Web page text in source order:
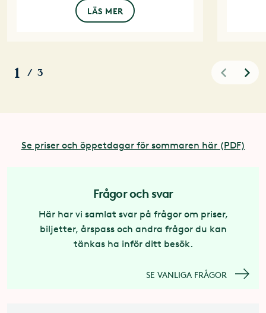
LÄS MER
1 / 3
Se priser och öppetdagar för sommaren här (PDF)
Frågor och svar
Här har vi samlat svar på frågor om priser,
biljetter, årspass och andra frågor du kan
tänkas ha inför ditt besök.
SE VANLIGA FRÅGOR